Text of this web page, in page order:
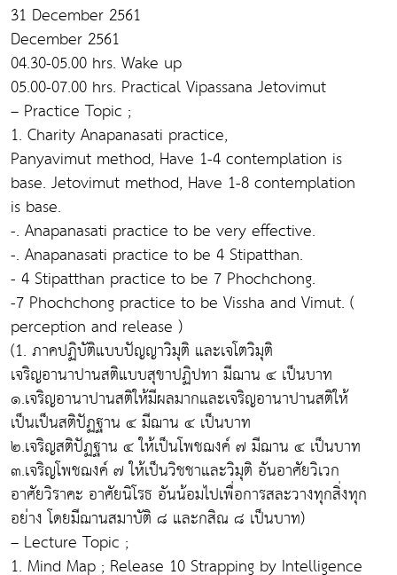
31 December 2561
December 2561
04.30-05.00 hrs. Wake up
05.00-07.00 hrs. Practical Vipassana Jetovimut
– Practice Topic ;
1. Charity Anapanasati practice,
Panyavimut method, Have 1-4 contemplation is
base. Jetovimut method, Have 1-8 contemplation
is base.
-. Anapanasati practice to be very effective.
-. Anapanasati practice to be 4 Stipatthan.
- 4 Stipatthan practice to be 7 Phochchong.
-7 Phochchong practice to be Vissha and Vimut. (
perception and release )
(1. ภาคปฏิบัติแบบปัญญาวิมุติ และเจโตวิมุติ
เจริญอานาปานสติแบบสุขาปฏิปทา มีฌาน ๔ เป็นบาท
๑.เจริญอานาปานสติให้มีผลมากและเจริญอานาปานสติให้
เป็นเป็นสติปัฏฐาน ๔ มีฌาน ๔ เป็นบาท
๒.เจริญสติปัฏฐาน ๔ ให้เป็นโพชฌงค์ ๗ มีฌาน ๔ เป็นบาท
๓.เจริญโพชฌงค์ ๗ ให้เป็นวิชชาและวิมุติ อันอาศัยวิเวก
อาศัยวิราคะ อาศัยนิโรธ อันน้อมไปเพื่อการสละวางทุกสิ่งทุก
อย่าง โดยมีฌานสมาบัติ ๘ และกสิณ ๘ เป็นบาท)
– Lecture Topic ;
1. Mind Map ; Release 10 Strapping by Intelligence